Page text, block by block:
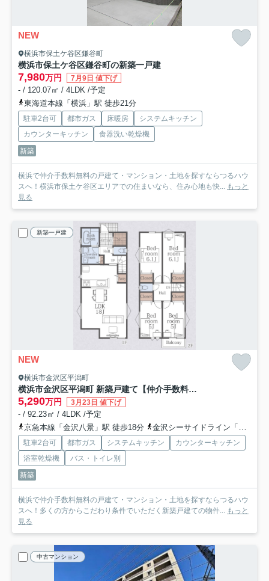
NEW
横浜市保土ケ谷区鎌谷町
横浜市保土ケ谷区鎌谷町の新築一戸建
7,980万円 7月9日 値下げ
- / 120.07㎡ / 4LDK /予定
東海道本線「横浜」駅 徒歩21分
駐車2台可 都市ガス 床暖房
システムキッチン
カウンターキッチン
食器洗い乾燥機
新築
横浜で仲介手数料無料の戸建て・マンション・土地を探すならつるハウ
スへ！横浜市保土ケ谷区エリアでの住まいなら、住み心地も快... もっと
見る
新築一戸建
NEW
横浜市金沢区平潟町
横浜市金沢区平潟町 新築戸建て【仲介手数料無料】カースペース2台
5,290万円 3月23日 値下げ
- / 92.23㎡ / 4LDK /予定
京急本線「金沢八景」駅 徒歩18分
金沢シーサイドライン「野島公園」駅 徒歩7分
駐車2台可 都市ガス システムキッチン
カウンターキッチン
浴室乾燥機
バス・トイレ別
新築
横浜で仲介手数料無料の戸建て・マンション・土地を探すならつるハウ
スへ！多くの方からこだわり条件でいただく新築戸建ての物件... もっと
見る
中古マンション